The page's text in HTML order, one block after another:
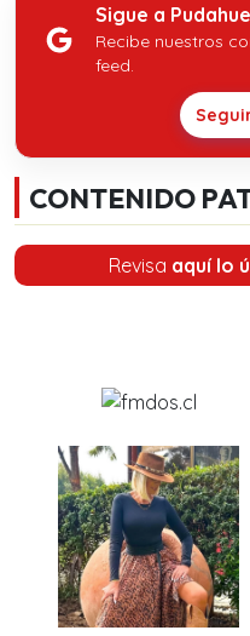
Sigue a
Recibe nuestros
feed.
CONTENIDO
Revisa aquí lo